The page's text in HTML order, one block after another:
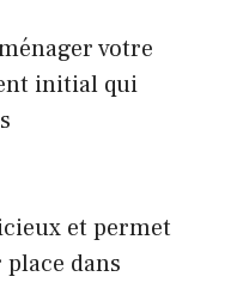
votre
initial qui
et permet
dans